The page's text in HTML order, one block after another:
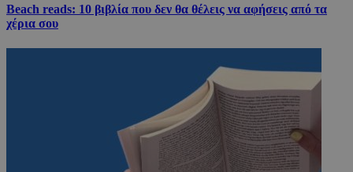
Beach reads: 10 βιβλία που δεν θα θέλεις να αφήσεις από τα
χέρια σου